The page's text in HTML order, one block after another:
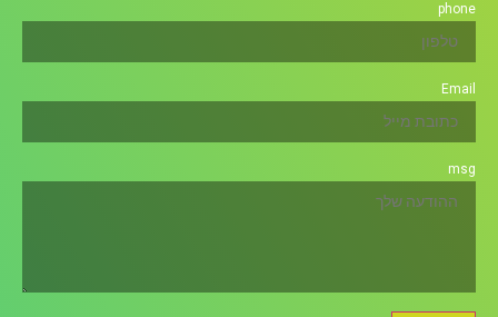
phone
Email
msg